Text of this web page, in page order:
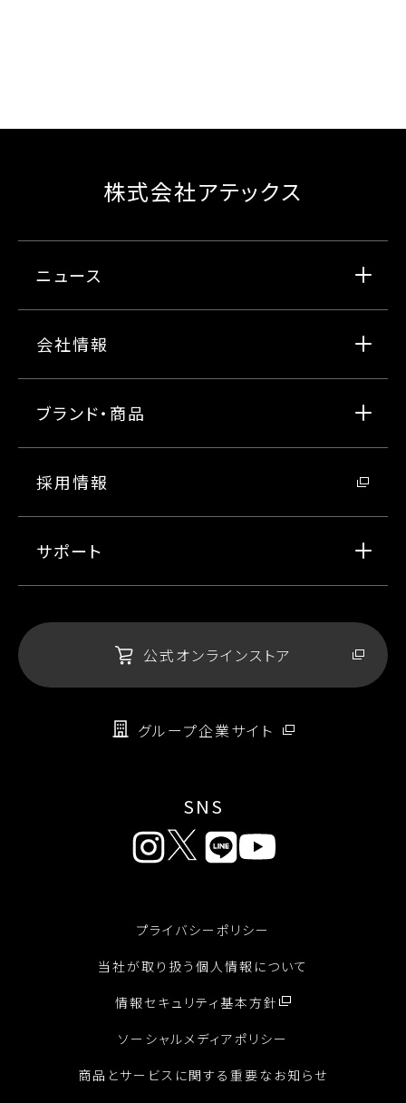
株式会社アテックス
ニュース
会社情報
ブランド・商品
採用情報
サポート
公式オンラインストア
グループ企業サイト
SNS
プライバシーポリシー
当社が取り扱う個人情報について
情報セキュリティ基本方針
ソーシャルメディアポリシー
商品とサービスに関する重要なお知らせ